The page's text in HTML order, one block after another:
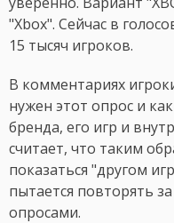
"Xbox". Сейчас в
15 тысяч игроков.
В комментариях
нужен этот опрос и
бренда, его игр и
считает, что таким
показаться "другом
пытается повторять
опросами.